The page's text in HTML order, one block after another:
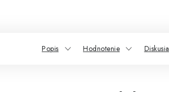
Popis Hodnotenie Diskusia